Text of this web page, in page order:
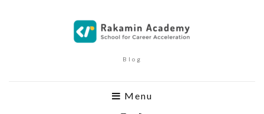
Blog
Menu